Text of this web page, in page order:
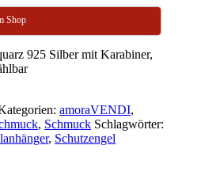
Shop
925 Silber mit Karabiner,
amoraVENDI,
, Schmuck Schlagwörter:
, Schutzengel